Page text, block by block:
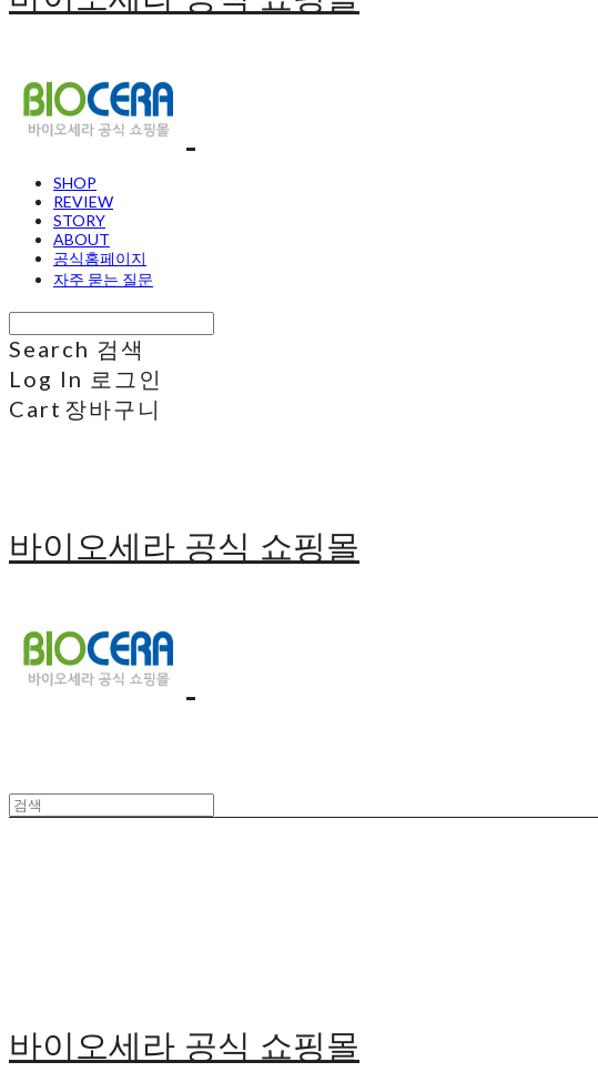
SHOP
REVIEW
STORY
ABOUT
공식홈페이지
자주 묻는 질문
Search 검색
Log In 로그인
Cart 장바구니
바이오세라 공식 쇼핑몰
바이오세라 공식 쇼핑몰